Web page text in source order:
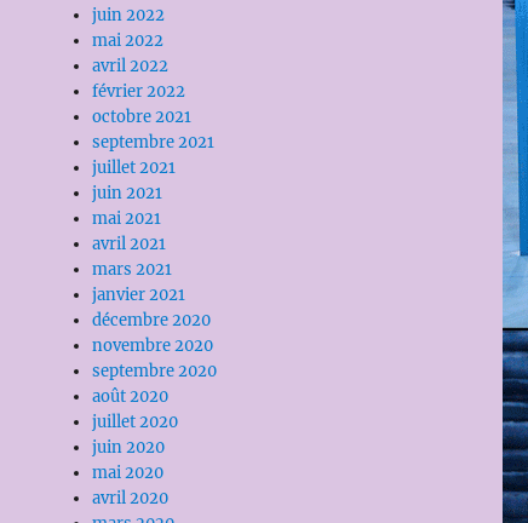
juin 2022
mai 2022
avril 2022
février 2022
octobre 2021
septembre 2021
juillet 2021
juin 2021
mai 2021
avril 2021
mars 2021
janvier 2021
décembre 2020
novembre 2020
septembre 2020
août 2020
juillet 2020
juin 2020
mai 2020
avril 2020